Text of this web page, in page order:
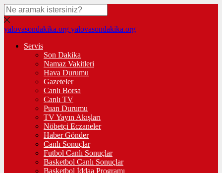
yalovasondakika.org yalovasondakika.org
Servis
Son Dakika
Namaz Vakitleri
Hava Durumu
Gazeteler
Canlı Borsa
Canlı TV
Puan Durumu
TV Yayın Akışları
Nöbetçi Eczaneler
Haber Gönder
Canlı Sonuçlar
Futbol Canlı Sonuçlar
Basketbol Canlı Sonuçlar
Basketbol İddaa Programı